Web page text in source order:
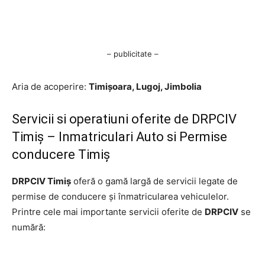
– publicitate –
Aria de acoperire: Timișoara, Lugoj, Jimbolia
Servicii si operatiuni oferite de DRPCIV
Timiș – Inmatriculari Auto si Permise
conducere Timiș
DRPCIV Timiș oferă o gamă largă de servicii legate de
permise de conducere și înmatricularea vehiculelor.
Printre cele mai importante servicii oferite de DRPCIV se
numără: